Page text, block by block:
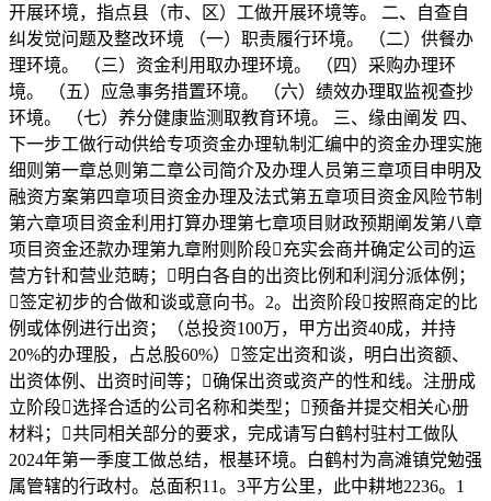
开展环境，指点县（市、区）工做开展环境等。 二、自查自
纠发觉问题及整改环境 （一）职责履行环境。 （二）供餐办
理环境。 （三）资金利用取办理环境。 （四）采购办理环
境。 （五）应急事务措置环境。 （六）绩效办理取监视查抄
环境。 （七）养分健康监测取教育环境。 三、缘由阐发 四、
下一步工做行动供给专项资金办理轨制汇编中的资金办理实施
细则第一章总则第二章公司简介及办理人员第三章项目申明及
融资方案第四章项目资金办理及法式第五章项目资金风险节制
第六章项目资金利用打算办理第七章项目财政预期阐发第八章
项目资金还款办理第九章附则阶段充实会商并确定公司的运
营方针和营业范畴；明白各自的出资比例和利润分派体例；
签定初步的合做和谈或意向书。2。出资阶段按照商定的比
例或体例进行出资；（总投资100万，甲方出资40成，并持
20%的办理股，占总股60%）签定出资和谈，明白出资额、
出资体例、出资时间等；确保出资或资产的性和线。注册成
立阶段选择合适的公司名称和类型；预备并提交相关心册
材料；共同相关部分的要求，完成请写白鹤村驻村工做队
2024年第一季度工做总结，根基环境。白鹤村为高滩镇党勉强
属管辖的行政村。总面积11。3平方公里，此中耕地2236。1